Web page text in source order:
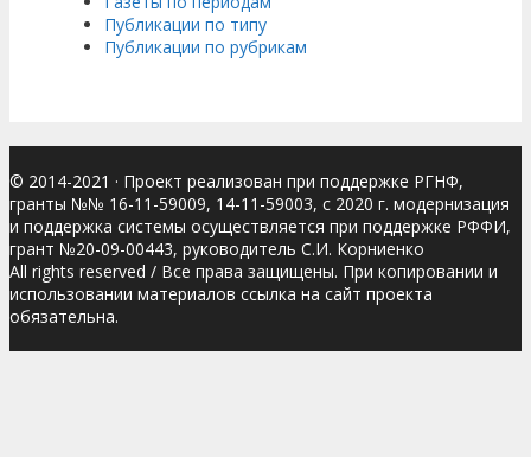
Публикации по типу
Публикации по рубрикам
© 2014-2021 · Проект реализован при поддержке РГНФ,
гранты №№ 16-11-59009, 14-11-59003, с 2020 г. модернизация
и поддержка системы осуществляется при поддержке РФФИ,
грант №20-09-00443, руководитель С.И. Корниенко
All rights reserved / Все права защищены. При копировании и
использовании материалов ссылка на сайт проекта
обязательна.